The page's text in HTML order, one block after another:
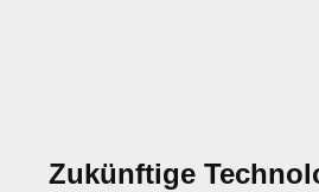
Zukünftige